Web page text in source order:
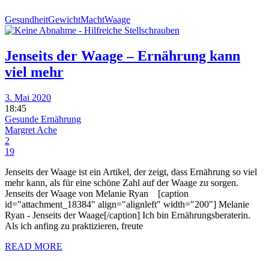
GesundheitGewichtMachtWaage
Jenseits der Waage – Ernährung kann
viel mehr
3. Mai 2020
18:45
Gesunde Ernährung
Margret Ache
2
19
Jenseits der Waage ist ein Artikel, der zeigt, dass Ernährung so viel
mehr kann, als für eine schöne Zahl auf der Waage zu sorgen.
Jenseits der Waage von Melanie Ryan [caption
id="attachment_18384" align="alignleft" width="200"] Melanie
Ryan - Jenseits der Waage[/caption] Ich bin Ernährungsberaterin.
Als ich anfing zu praktizieren, freute
READ MORE